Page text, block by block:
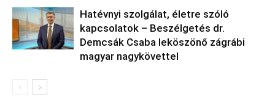
Hatévnyi szolgálat, életre szóló
kapcsolatok – Beszélgetés dr.
Demcsák Csaba leköszönő zágrábi
magyar nagykövettel